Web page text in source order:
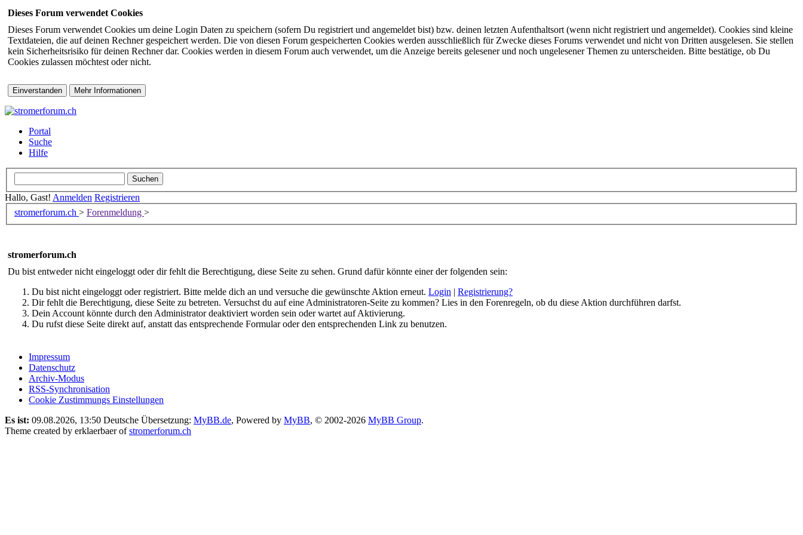
Dieses Forum verwendet Cookies
Dieses Forum verwendet Cookies um deine Login Daten zu speichern (sofern Du registriert und angemeldet bist) bzw. deinen letzten Aufenthaltsort (wenn nicht registriert und angemeldet). Cookies sind kleine
Textdateien, die auf deinen Rechner gespeichert werden. Die von diesen Forum gespeicherten Cookies werden ausschließlich für Zwecke dieses Forums verwendet und nicht von Dritten ausgelesen. Sie stellen
kein Sicherheitsrisiko für deinen Rechner dar. Cookies werden in diesem Forum auch verwendet, um die Anzeige bereits gelesener und noch ungelesener Themen zu unterscheiden. Bitte bestätige, ob Du
Cookies zulassen möchtest oder nicht.
Portal
Suche
Hilfe
Hallo, Gast! Anmelden Registrieren
stromerforum.ch > Forenmeldung >
stromerforum.ch
Du bist entweder nicht eingeloggt oder dir fehlt die Berechtigung, diese Seite zu sehen. Grund dafür könnte einer der folgenden sein:
Du bist nicht eingeloggt oder registriert. Bitte melde dich an und versuche die gewünschte Aktion erneut. Login | Registrierung?
Dir fehlt die Berechtigung, diese Seite zu betreten. Versuchst du auf eine Administratoren-Seite zu kommen? Lies in den Forenregeln, ob du diese Aktion durchführen darfst.
Dein Account könnte durch den Administrator deaktiviert worden sein oder wartet auf Aktivierung.
Du rufst diese Seite direkt auf, anstatt das entsprechende Formular oder den entsprechenden Link zu benutzen.
Impressum
Datenschutz
Archiv-Modus
RSS-Synchronisation
Cookie Zustimmungs Einstellungen
Es ist: 09.08.2026, 13:50 Deutsche Übersetzung: MyBB.de, Powered by MyBB, © 2002-2026 MyBB Group.
Theme created by erklaerbaer ofstromerforum.ch